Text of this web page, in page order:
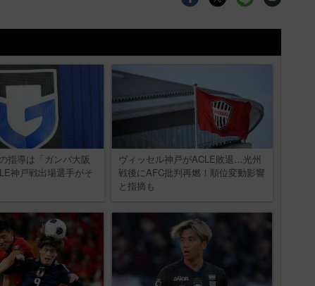
指導は「ガンバ大阪
神戸戦出場選手がそ
ヴィッセル神戸がACLE敗退…光州
戦後にAFC批判再燃！順位変動影響
と指摘も